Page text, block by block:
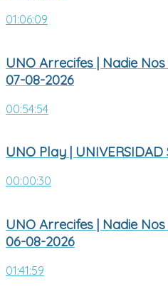
01:06:09
UNO Arrecifes | Nadie
07-08-2026
00:54:54
UNO Play | UNIVERSIDAD
00:00:30
UNO Arrecifes | Nadie
06-08-2026
01:41:59